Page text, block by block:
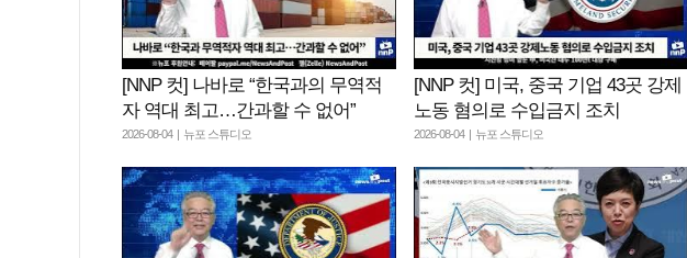
[NNP 컷] 나바로 “한국과의 무역적
자 역대 최고…간과할 수 없어”
2026-08-04 | 뉴포 스튜디오
[NNP 컷] 미국, 중국 기업 43곳 강제
노동 혐의로 수입금지 조치
2026-08-04 | 뉴포 스튜디오